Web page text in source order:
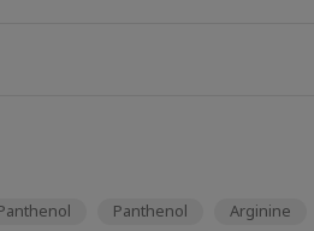
Panthenol Arginine